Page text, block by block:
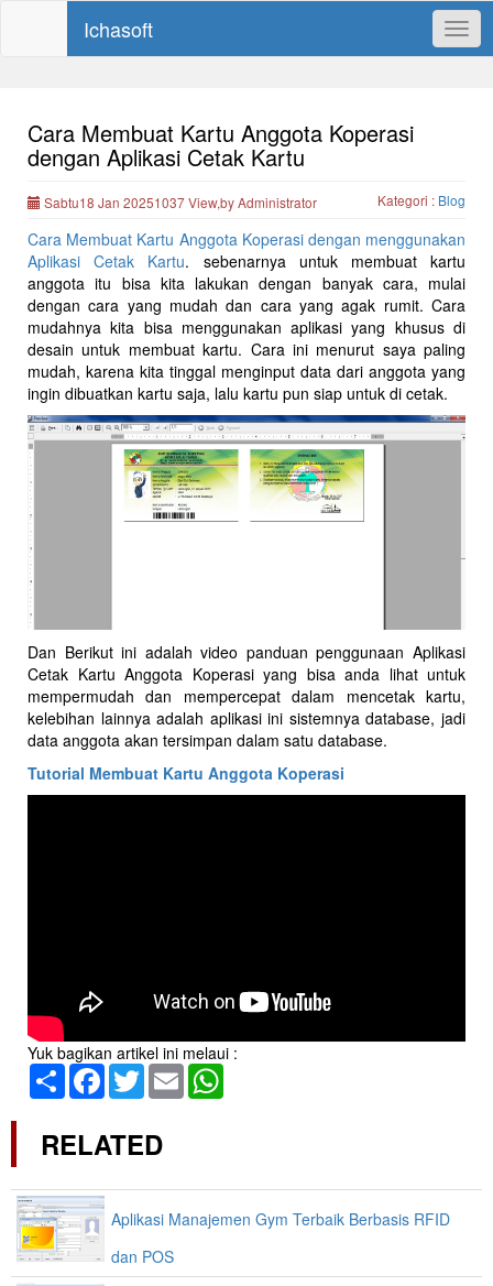
Ichasoft
Cara Membuat Kartu Anggota Koperasi
dengan Aplikasi Cetak Kartu
Sabtu18 Jan 20251037 View,by Administrator Kategori : Blog
Cara Membuat Kartu Anggota Koperasi dengan menggunakan
Aplikasi Cetak Kartu. sebenarnya untuk membuat kartu
anggota itu bisa kita lakukan dengan banyak cara, mulai
dengan cara yang mudah dan cara yang agak rumit. Cara
mudahnya kita bisa menggunakan aplikasi yang khusus di
desain untuk membuat kartu. Cara ini menurut saya paling
mudah, karena kita tinggal menginput data dari anggota yang
ingin dibuatkan kartu saja, lalu kartu pun siap untuk di cetak.
Dan Berikut ini adalah video panduan penggunaan Aplikasi
Cetak Kartu Anggota Koperasi yang bisa anda lihat untuk
mempermudah dan mempercepat dalam mencetak kartu,
kelebihan lainnya adalah aplikasi ini sistemnya database, jadi
data anggota akan tersimpan dalam satu database.
Tutorial Membuat Kartu Anggota Koperasi
Yuk bagikan artikel ini melaui :
Share Facebook
TwitterEmail
RELATED
Aplikasi Manajemen Gym Terbaik Berbasis RFID
dan POS